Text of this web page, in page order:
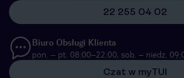
22 255 04 02
Biuro Obsługi Klienta
pon. – pt. 08:00–22:00, sob. – niedz.
Czat w myTUI